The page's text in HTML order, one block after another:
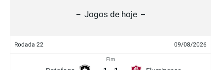
Jogos de hoje
Rodada 22 09/08/2026
Fim